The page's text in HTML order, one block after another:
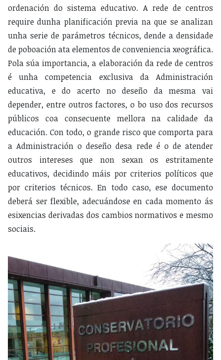
ordenación do sistema educativo. A rede de centros
require dunha planificación previa na que se analizan
unha serie de parámetros técnicos, dende a densidade
de poboación ata elementos de conveniencia xeográfica.
Pola súa importancia, a elaboración da rede de centros
é unha competencia exclusiva da Administración
educativa, e do acerto no deseño da mesma vai
depender, entre outros factores, o bo uso dos recursos
públicos coa consecuente mellora na calidade da
educación. Con todo, o grande risco que comporta para
a Administración o deseño desa rede é o de atender
outros intereses que non sexan os estritamente
educativos, decidindo máis por criterios políticos que
por criterios técnicos. En todo caso, ese documento
deberá ser flexible, adecuándose en cada momento ás
esixencias derivadas dos cambios normativos e mesmo
sociais.